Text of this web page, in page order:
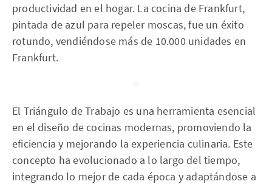
productividad en el hogar. La cocina de Frankfurt,
pintada de azul para repeler moscas, fue un éxito
rotundo, vendiéndose más de 10.000 unidades en
Frankfurt.
El Triángulo de Trabajo es una herramienta esencial
en el diseño de cocinas modernas, promoviendo la
eficiencia y mejorando la experiencia culinaria. Este
concepto ha evolucionado a lo largo del tiempo,
integrando lo mejor de cada época y adaptándose a